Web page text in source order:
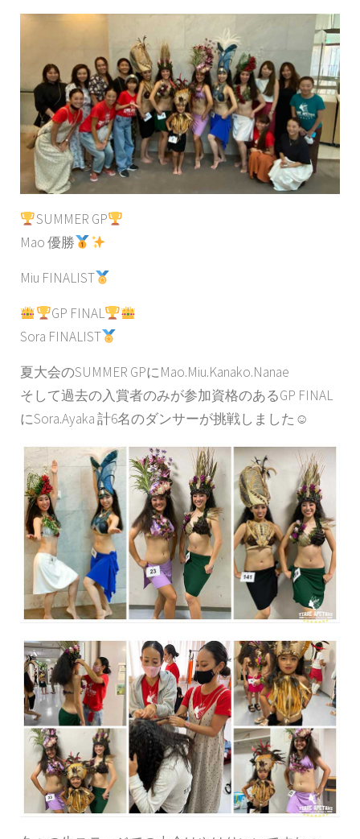
SUMMER GP
Mao 優勝
Miu FINALIST
GP FINAL
Sora FINALIST
夏大会のSUMMER GPにMao.Miu.Kanako.Nanae
そして過去の入賞者のみが参加資格のあるGP FINAL
にSora.Ayaka 計6名のダンサーが挑戦しました☺︎